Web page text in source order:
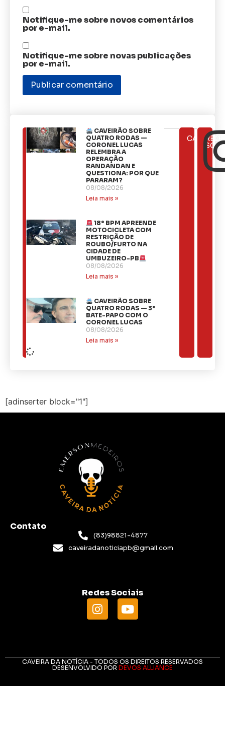
Notifique-me sobre novos comentários
por e-mail.
Notifique-me sobre novas publicações
por e-mail.
ÚLTIMAS
NOTÍCIAS
CAVEIRÃO SOBRE
QUATRO RODAS —
CORONEL LUCAS
RELEMBRA A
OPERAÇÃO
RANDANDAN E
QUESTIONA: POR QUE
PARARAM?
08/08/2026
Leia mais »
18º BPM APREENDE
MOTOCICLETA COM
RESTRIÇÃO DE
ROUBO/FURTO NA
CIDADE DE
UMBUZEIRO-PB
08/08/2026
Leia mais »
CAVEIRÃO SOBRE
QUATRO RODAS — 3º
BATE-PAPO COM O
CORONEL LUCAS
08/08/2026
Leia mais »
[adinserter block="1"]
Contato
(83)98821-4877
caveiradanoticiapb@gmail.com
Redes Sociais
CAVEIRA DA NOTÍCIA - TODOS OS DIREITOS RESERVADOS
DESENVOLVIDO POR DEVOS ALLIANCE